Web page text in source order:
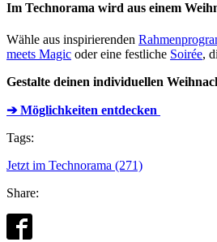
Im Technorama wird aus einem
Wähle aus inspirierenden
meets Magic oder eine festliche Soirée,
Gestalte deinen individuellen
➔ Möglichkeiten entdecken
Tags:
Jetzt im Technorama (271)
Share: